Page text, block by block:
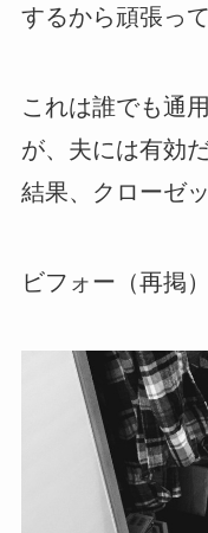
するから頑張っ
これは誰でも通
が、夫には有効
結果、クローゼ
ビフォー（再掲）